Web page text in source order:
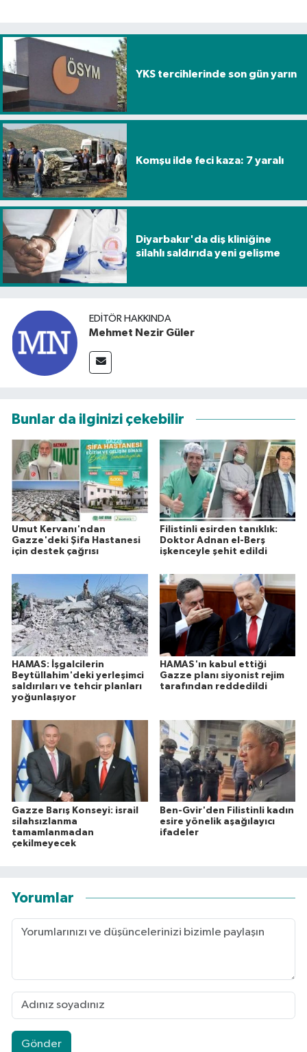
YKS tercihlerinde son gün yarın
Komşu ilde feci kaza: 7 yaralı
Diyarbakır'da diş kliniğine
silahlı saldırıda yeni gelişme
EDITÖR HAKKINDA
Mehmet Nezir Güler
Bunlar da ilginizi çekebilir
Umut Kervanı'ndan
Gazze'deki Şifa Hastanesi
için destek çağrısı
Filistinli esirden tanıklık:
Doktor Adnan el-Berş
işkenceyle şehit edildi
HAMAS: İşgalcilerin
Beytüllahim'deki yerleşimci
saldırıları ve tehcir planları
yoğunlaşıyor
HAMAS'ın kabul ettiği
Gazze planı siyonist rejim
tarafından reddedildi
Gazze Barış Konseyi: israil
silahsızlanma
tamamlanmadan
çekilmeyecek
Ben-Gvir'den Filistinli kadın
esire yönelik aşağılayıcı
ifadeler
Yorumlar
Gönder